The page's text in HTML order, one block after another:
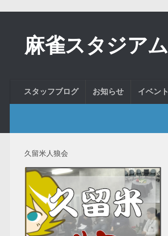
麻雀スタジアム
スタッフブログ お知らせ イベント
久留米人狼会